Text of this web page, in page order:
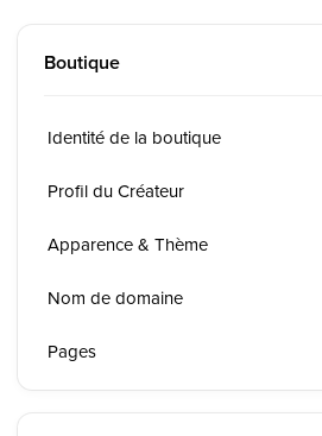
Boutique
Identité de la boutique
Profil du Créateur
Apparence & Thème
Nom de domaine
Pages